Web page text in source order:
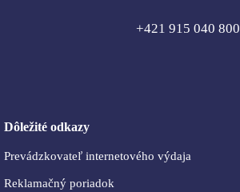
+421 915 040 800
Dôležité odkazy
Prevádzkovateľ internetového výdaja
Reklamačný poriadok